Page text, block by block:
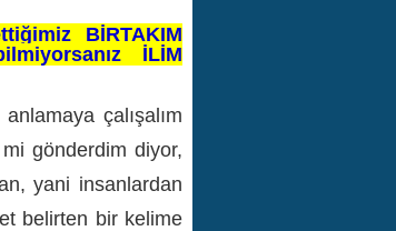
BİRTAKIM
İLİM
çalışalım
gönderdim diyor,
yani insanlardan
belirten bir kelime